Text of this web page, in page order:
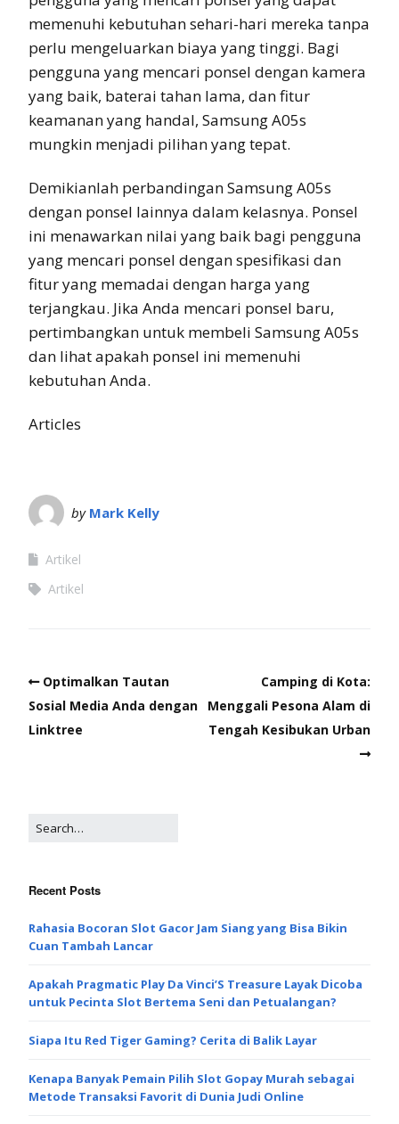
memenuhi kebutuhan sehari-hari mereka tanpa
perlu mengeluarkan biaya yang tinggi. Bagi
pengguna yang mencari ponsel dengan kamera
yang baik, baterai tahan lama, dan fitur
keamanan yang handal, Samsung A05s
mungkin menjadi pilihan yang tepat.
Demikianlah perbandingan Samsung A05s
dengan ponsel lainnya dalam kelasnya. Ponsel
ini menawarkan nilai yang baik bagi pengguna
yang mencari ponsel dengan spesifikasi dan
fitur yang memadai dengan harga yang
terjangkau. Jika Anda mencari ponsel baru,
pertimbangkan untuk membeli Samsung A05s
dan lihat apakah ponsel ini memenuhi
kebutuhan Anda.
Articles
by Mark Kelly
Artikel
Artikel
Optimalkan Tautan
Sosial Media Anda dengan
Linktree
Camping di Kota:
Menggali Pesona Alam di
Tengah Kesibukan Urban
Recent Posts
Rahasia Bocoran Slot Gacor Jam Siang yang Bisa Bikin
Cuan Tambah Lancar
Apakah Pragmatic Play Da Vinci’S Treasure Layak Dicoba
untuk Pecinta Slot Bertema Seni dan Petualangan?
Siapa Itu Red Tiger Gaming? Cerita di Balik Layar
Kenapa Banyak Pemain Pilih Slot Gopay Murah sebagai
Metode Transaksi Favorit di Dunia Judi Online